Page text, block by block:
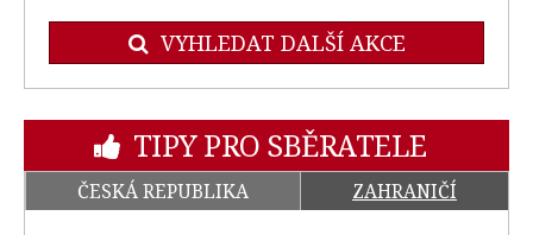
VYHLEDAT DALŠÍ AKCE
TIPY PRO SBĚRATELE
ČESKÁ REPUBLIKA ZAHRANIČÍ